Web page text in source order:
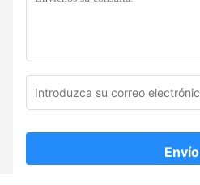
Envío